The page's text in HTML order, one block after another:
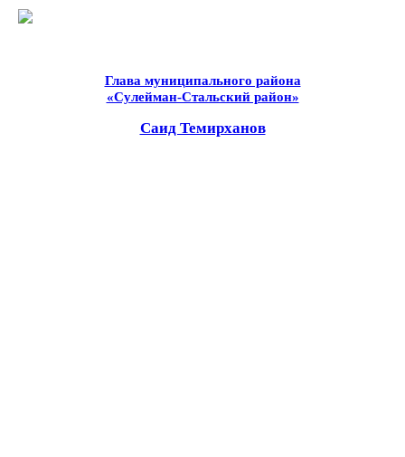
Глава муниципального района
«Сулейман-Стальский район»
Саид Темирханов